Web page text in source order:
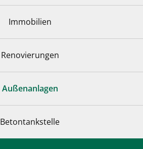
Immobilien
Renovierungen
Außenanlagen
Betontankstelle